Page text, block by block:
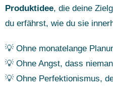
Produktidee, die deine
du erfährst, wie du sie
💡 Ohne monatelange
💡 Ohne Angst, dass
💡 Ohne Perfektionismus,